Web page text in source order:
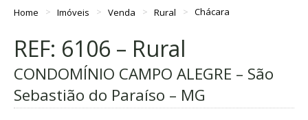
Home Imóveis Venda Rural Chácara
REF: 6106 – Rural
CONDOMÍNIO CAMPO ALEGRE – São
Sebastião do Paraíso – MG